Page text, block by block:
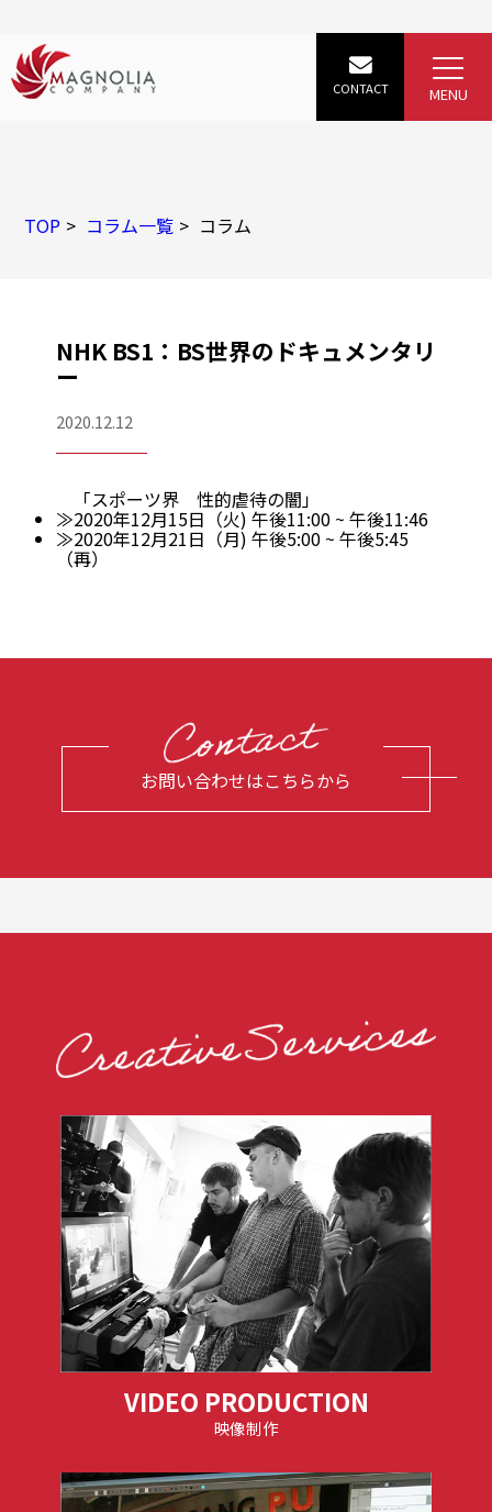
TOP コラム一覧 コラム
NHK BS1：BS世界のドキュメンタリ
ー
2020.12.12
「スポーツ界 性的虐待の闇」
≫2020年12月15日（火) 午後11:00 ~ 午後11:46
≫2020年12月21日（月) 午後5:00 ~ 午後5:45
（再）
お問い合わせはこちらから
VIDEO PRODUCTION
映像制作